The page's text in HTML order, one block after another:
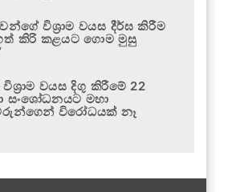
විශ්‍රාම වයස දීර්ඝ කිරීම
කිරි කළයට ගොම මුසු
වයස දිගු කිරීමේ 22
සංශෝධනයට මහා
විරෝධයක් නෑ